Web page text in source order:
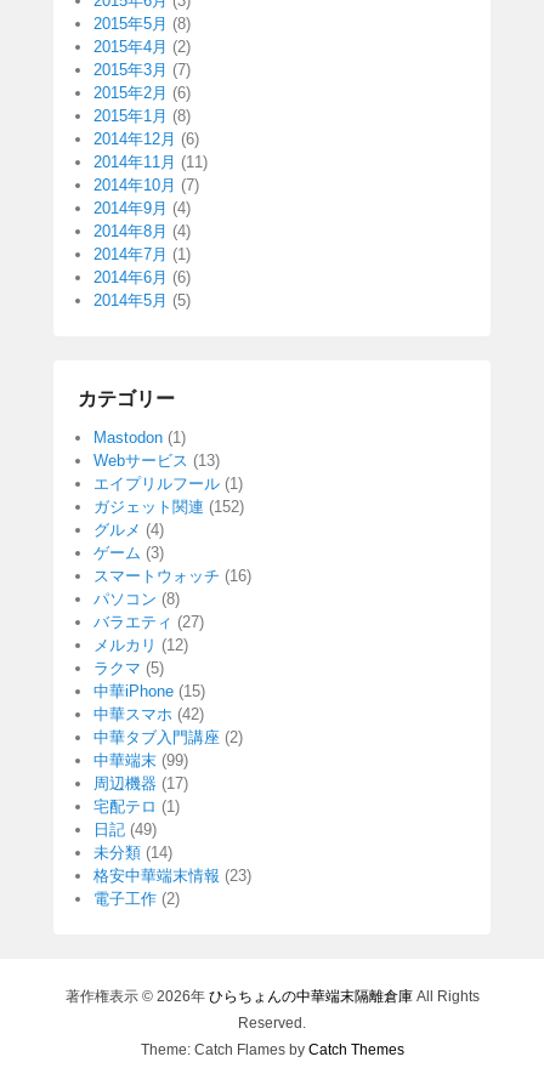
2015年5月 (8)
2015年4月 (2)
2015年3月 (7)
2015年2月 (6)
2015年1月 (8)
2014年12月 (6)
2014年11月 (11)
2014年10月 (7)
2014年9月 (4)
2014年8月 (4)
2014年7月 (1)
2014年6月 (6)
2014年5月 (5)
カテゴリー
Mastodon (1)
Webサービス (13)
エイプリルフール (1)
ガジェット関連 (152)
グルメ (4)
ゲーム (3)
スマートウォッチ (16)
パソコン (8)
バラエティ (27)
メルカリ (12)
ラクマ (5)
中華iPhone (15)
中華スマホ (42)
中華タブ入門講座 (2)
中華端末 (99)
周辺機器 (17)
宅配テロ (1)
日記 (49)
未分類 (14)
格安中華端末情報 (23)
電子工作 (2)
著作権表示 © 2026年 ひらちょんの中華端末隔離倉庫All Rights
Reserved.
Theme: Catch Flames by Catch Themes